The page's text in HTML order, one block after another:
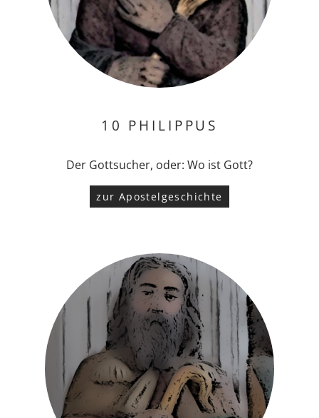
10 PHILIPPUS
Der Gottsucher, oder: Wo ist Gott?
zur Apostelgeschichte